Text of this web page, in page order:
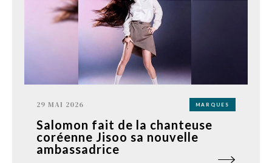
29 MAI 2026 MARQUES
Salomon fait de la chanteuse
coréenne Jisoo sa nouvelle
ambassadrice